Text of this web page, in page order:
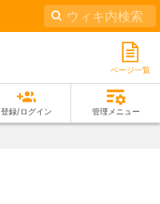
ページ一覧
登録/ログイン 管理メニュー